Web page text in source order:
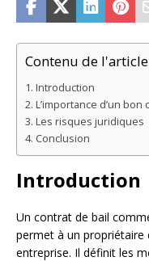
Contenu de l'article
Introduction
L’importance d’un bon
Les risques juridiques
Conclusion
Introduction
Un contrat de bail
permet à un propriétaire
entreprise. Il définit les